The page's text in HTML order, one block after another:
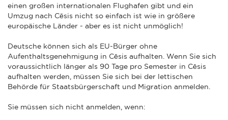
einen großen internationalen Flughafen gibt und ein
Umzug nach Cēsis nicht so einfach ist wie in größere
europäische Länder - aber es ist nicht unmöglich!
Deutsche können sich als EU-Bürger ohne
Aufenthaltsgenehmigung in Cēsis aufhalten. Wenn Sie sich
voraussichtlich länger als 90 Tage pro Semester in Cēsis
aufhalten werden, müssen Sie sich bei der lettischen
Behörde für Staatsbürgerschaft und Migration anmelden.
Sie müssen sich nicht anmelden, wenn: